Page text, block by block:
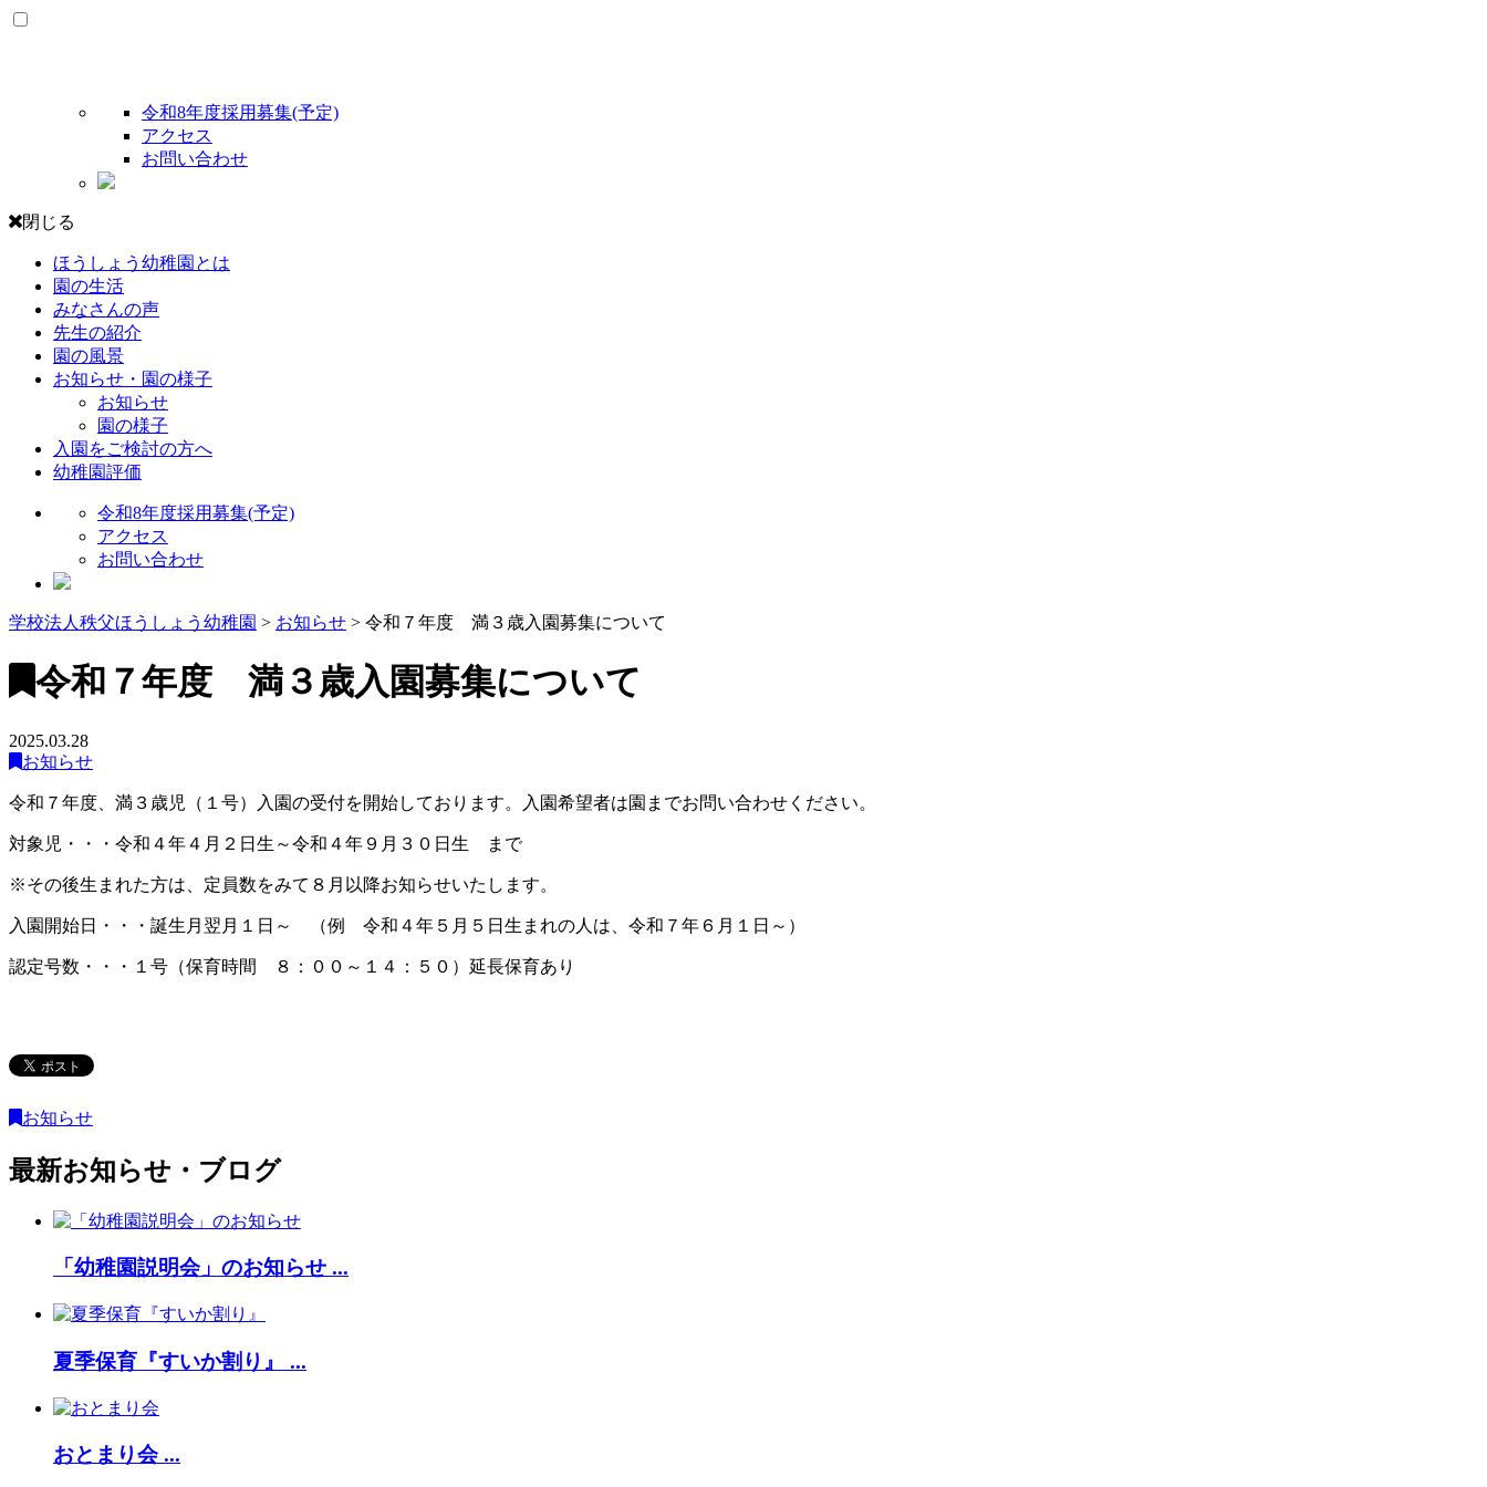
令和8年度採用募集(予定)
アクセス
お問い合わせ
閉じる
ほうしょう幼稚園とは
園の生活
みなさんの声
先生の紹介
園の風景
お知らせ・園の様子
お知らせ
園の様子
入園をご検討の方へ
幼稚園評価
令和8年度採用募集(予定)
アクセス
お問い合わせ
学校法人秩父ほうしょう幼稚園 > お知らせ > 令和７年度 満３歳入園募集について
令和７年度 満３歳入園募集について
2025.03.28
お知らせ
令和７年度、満３歳児（１号）入園の受付を開始しております。入園希望者は園までお問い合わせください。
対象児・・・令和４年４月２日生～令和４年９月３０日生 まで
※その後生まれた方は、定員数をみて８月以降お知らせいたします。
入園開始日・・・誕生月翌月１日～ （例 令和４年５月５日生まれの人は、令和７年６月１日～）
認定号数・・・１号（保育時間 ８：００～１４：５０）延長保育あり
お知らせ
最新お知らせ・ブログ
「幼稚園説明会」のお知らせ ...
夏季保育『すいか割り』 ...
おとまり会 ...